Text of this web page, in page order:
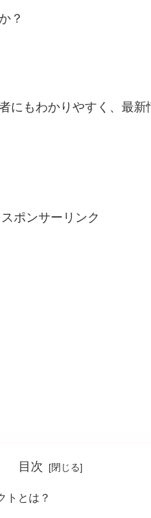
？
にもわかりやすく、最新
スポンサーリンク
目次
トとは？